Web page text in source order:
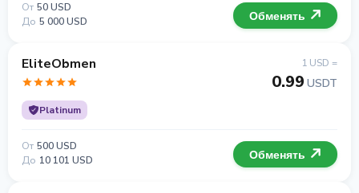
От 50 USD
До 5 000 USD Обменять
EliteObmen
Platinum
1 USD =
0.99 USDT
От 500 USD
До 10 101 USD Обменять